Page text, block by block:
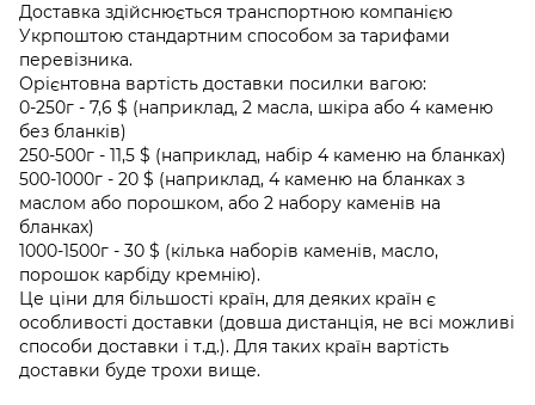
Доставка здійснюється транспортною компанією
Укрпоштою стандартним способом за тарифами
перевізника.
Орієнтовна вартість доставки посилки вагою:
0-250г - 7,6 $ (наприклад, 2 масла, шкіра або 4 каменю
без бланків)
250-500г - 11,5 $ (наприклад, набір 4 каменю на бланках)
500-1000г - 20 $ (наприклад, 4 каменю на бланках з
маслом або порошком, або 2 набору каменів на
бланках)
1000-1500г - 30 $ (кілька наборів каменів, масло,
порошок карбіду кремнію).
Це ціни для більшості країн, для деяких країн є
особливості доставки (довша дистанція, не всі можливі
способи доставки і т.д.). Для таких країн вартість
доставки буде трохи вище.